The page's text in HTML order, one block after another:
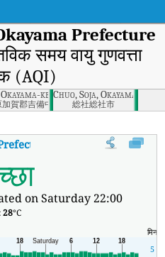
Prefecture
समय वायु गुणवत्ता
(AQI)
ken
賀郡吉備中央町
Chuo, Soja, Okayama
総社総社市
Nishigata, Niimi,
on Saturday 22:00
28°C
मिन
5